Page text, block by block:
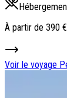
À partir de 390 €
Voir le voyage